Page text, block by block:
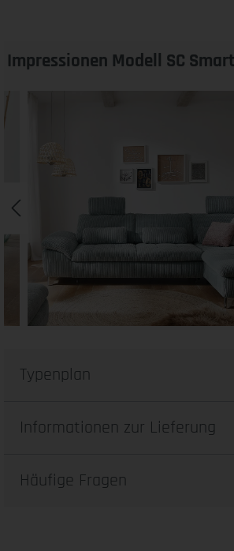
Impressionen Modell SC
Typenplan
Informationen zur Lieferung
Häufige Fragen